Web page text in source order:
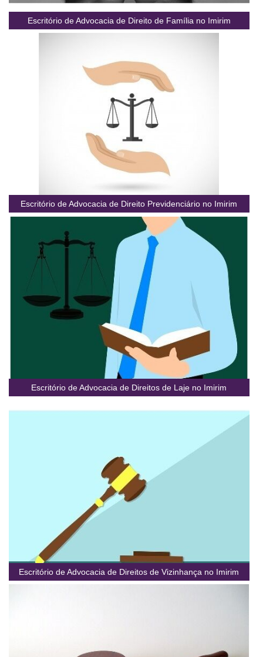
Escritório de Advocacia de Direito de Família no Imirim
Escritório de Advocacia de Direito Previdenciário no Imirim
Escritório de Advocacia de Direitos de Laje no Imirim
Escritório de Advocacia de Direitos de Vizinhança no Imirim